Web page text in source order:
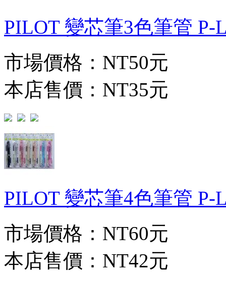
PILOT 變芯筆3色筆管 P-
市場價格： NT50元
本店售價： NT35元
PILOT 變芯筆4色筆管 P-
市場價格： NT60元
本店售價： NT42元